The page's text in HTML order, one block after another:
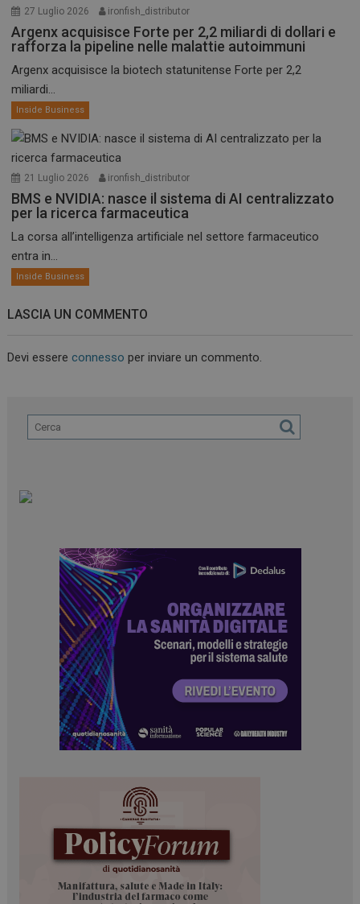
27 Luglio 2026 ironfish_distributor
Argenx acquisisce Forte per 2,2 miliardi di dollari e
rafforza la pipeline nelle malattie autoimmuni
Argenx acquisisce la biotech statunitense Forte per 2,2
miliardi...
Inside Business
21 Luglio 2026 ironfish_distributor
BMS e NVIDIA: nasce il sistema di AI centralizzato
per la ricerca farmaceutica
La corsa all’intelligenza artificiale nel settore farmaceutico
entra in...
Inside Business
LASCIA UN COMMENTO
Devi essereconnesso per inviare un commento.